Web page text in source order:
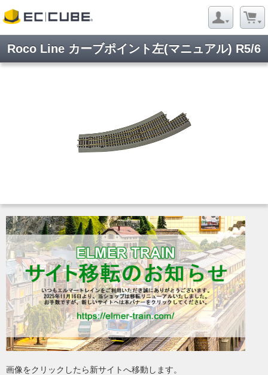
Roco Line カーブポイント左(マニュアル) R5/6
画像をクリックしたら新サイトへ移動します。